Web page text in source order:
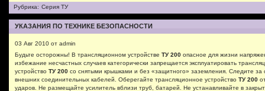
Рубрика: Серия ТУ
УКАЗАНИЯ ПО ТЕХНИКЕ БЕЗОПАСНОСТИ
03 Авг 2010 от admin
Будьте осторожны! В трансляционном устройстве ТУ 200 опасное для жизни
избежание несчастных случаев категорически запрещается эксплуатировать
устройство ТУ 200 со снятыми крышками и без «защитного» заземления. Следите за
внешних соединительных кабелей. Оберегайте трансляционное устройство ТУ 200
ударов. Не размещайте усилитель вблизи труб, батарей. Не устанавливайте в